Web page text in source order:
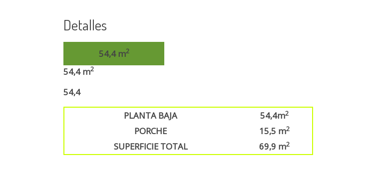
Detalles
54,4 m2
54,4 m2
54,4
PLANTA BAJA 54,4m2
PORCHE 15,5 m2
SUPERFICIE TOTAL 69,9 m2